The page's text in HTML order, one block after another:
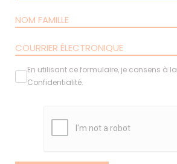
En utilisant ce formulaire, je consens à la
Confidentialité.